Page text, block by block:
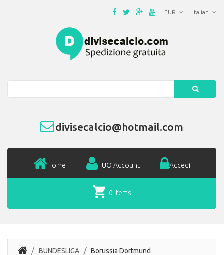
Italian
EUR
divisecalcio@hotmail.com
Home TUO Account Accedi
0 items
BUNDESLIGA Borussia Dortmund